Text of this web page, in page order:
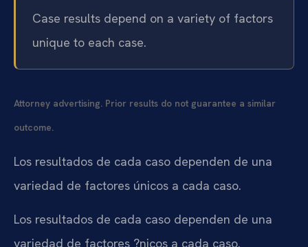
Case results depend on a variety of factors
unique to each case.
Attorney advertising. Prior results do not guarantee a similar
outcome.
Los resultados de cada caso dependen de una
variedad de factores únicos a cada caso.
Los resultados de cada caso dependen de una
variedad de factores ?nicos a cada caso.